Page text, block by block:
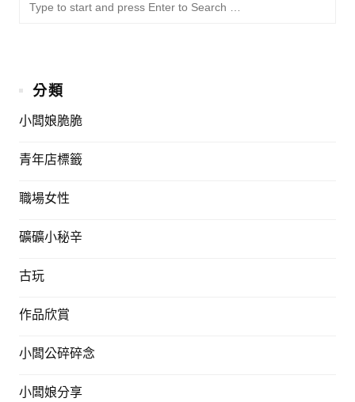
分類
小闆娘脆脆
青年店標籤
職場女性
礦礦小秘辛
古玩
作品欣賞
小闆公碎碎念
小闆娘分享